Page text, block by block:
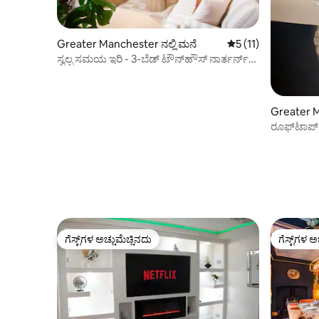
Greater Manchester ನಲ್ಲಿ ಮನೆ 5 ರಲ್ಲಿ 5 ಸರಾಸರಿ
5 (11)
ಸ್ವಲ್ಪ ಸಮಯ ಇರಿ - 3-ಬೆಡ್ ಟೌನ್‌ಹೌಸ್ ನಾರ್ತರ್ನ್
Greater
ರೂಫ್‌ಟಾಪ್
ಗೆಸ್ಟ್‌ಗಳ ಅಚ್ಚುಮೆಚ್ಚಿನದು
ಗೆಸ್ಟ್‌ಗಳ ಅಚ್ಚುಮೆಚ್ಚಿನದು ಗೆಸ್ಟ್‌ಗಳ
ಗೆಸ್ಟ್‌ಗಳ